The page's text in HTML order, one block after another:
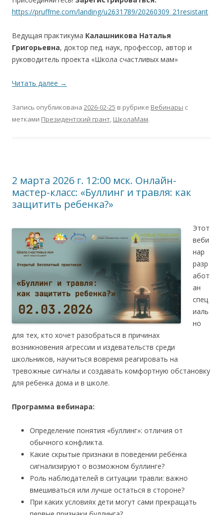
https://pruffme.com/landing/u2631789/20260309_21resistant
Ведущая практикума Калашникова Наталья
Григорьевна, доктор пед. наук, профессор, автор и
руководитель проекта «Школа счастливых мам»
Читать далее →
Запись опубликована 2026-02-25 в рубрике Вебинары с
метками Президентский грант, ШколаМам.
2 марта 2026 г. 12:00 мск. Онлайн-
мастер-класс: «Буллинг и травля: как
защитить ребенка?»
Этот
веби
нар
разр
абот
ан
спец
иаль
но
для тех, кто хочет разобраться в причинах
возникновения агрессии и издевательств среди
школьников, научиться вовремя реагировать на
тревожные сигналы и создавать комфортную обстановку
для ребенка дома и в школе.
Программа вебинара:
Определение понятия «буллинг»: отличия от
обычного конфликта.
Какие скрытые признаки в поведении ребёнка
сигнализируют о возможном буллинге?
Роль наблюдателей в ситуации травли: важно
вмешиваться или лучше остаться в стороне?
При каких условиях дети могут сами прекращать